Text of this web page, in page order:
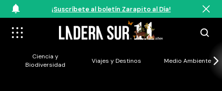
¡Suscríbete al boletín Zarapito al Día!
Ciencia y
Biodiversidad
Viajes y Destinos Medio Ambiente